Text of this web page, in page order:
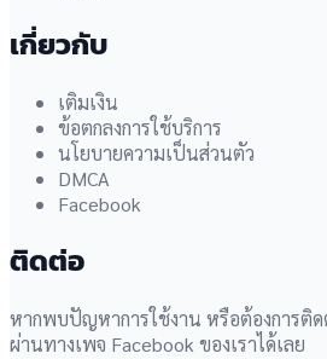
เกี่ยวกับ
เติมเงิน
ข้อตกลงการใช้บริการ
นโยบายความเป็นส่วนตัว
DMCA
Facebook
ติดต่อ
หากพบปัญหาการใช้งาน หรือต้องการติ
ผ่านทางเพจ Facebook ของเราได้เลย